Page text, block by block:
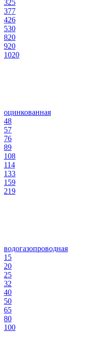
325
377
426
530
820
920
1020
оцинкованная
48
57
76
89
108
114
133
159
219
водогазопроводная
15
20
25
32
40
50
65
80
100